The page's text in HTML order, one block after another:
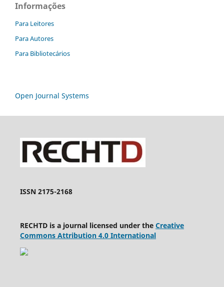
Informações
Para Leitores
Para Autores
Para Bibliotecários
Open Journal Systems
ISSN 2175-2168
RECHTD is a journal licensed under the Creative
Commons Attribution 4.0 International